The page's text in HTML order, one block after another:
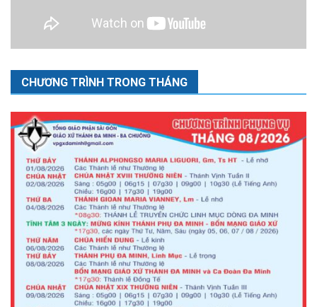
CHƯƠNG TRÌNH TRONG THÁNG